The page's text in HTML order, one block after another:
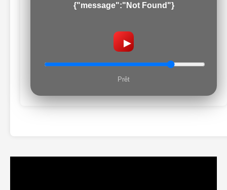
{"message":"Not Found"}
▶
Prêt